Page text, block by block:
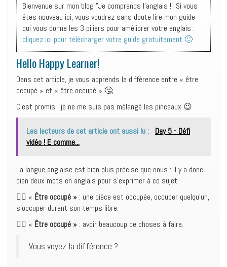
Bienvenue sur mon blog "Je comprends l'anglais !" Si vous
êtes nouveau ici, vous voudrez sans doute lire mon guide
qui vous donne les 3 piliers pour améliorer votre anglais :
cliquez ici pour télécharger votre guide gratuitement 🙂
Hello Happy Learner!
Dans cet article, je vous apprends la différence entre « être
occupé » et « être occupé » 🤔
C’est promis : je ne me suis pas mélangé les pinceaux 😉
Les lecteurs de cet article ont aussi lu :
Day 5 - Défi
vidéo ! E comme...
La langue anglaise est bien plus précise que nous : il y a donc
bien deux mots en anglais pour s’exprimer à ce sujet.
👉🏻 « Être occupé » : une pièce est occupée, occuper quelqu’un,
s’occuper durant son temps libre.
👉🏻 « Être occupé » : avoir beaucoup de choses à faire.
Vous voyez la différence ?